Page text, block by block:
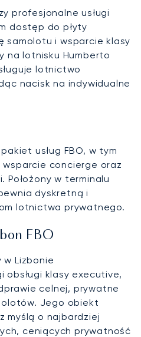
profesjonalne usługi
dostęp do płyty
samolotu i wsparcie klasy
na lotnisku Humberto
lotnictwo
nacisk na indywidualne
usług FBO, w tym
wsparcie concierge oraz
Położony w terminalu
dyskretną i
lotnictwa prywatnego.
FBO
w Lizbonie
obsługi klasy executive,
celnej, prywatne
Jego obiekt
myślą o najbardziej
ceniących prywatność